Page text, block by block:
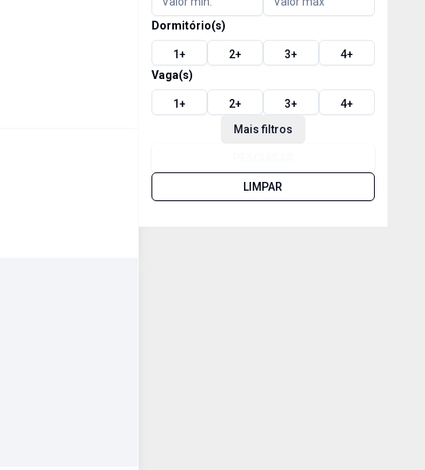
Dormitório(s)
1+ 2+ 3+ 4+
Vaga(s)
1+ 2+ 3+ 4+
Mais filtros
LIMPAR